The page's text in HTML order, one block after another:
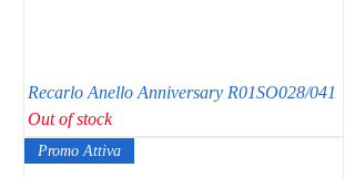
Recarlo Anello Anniversary R01SO028/041
Out of stock
Promo Attiva